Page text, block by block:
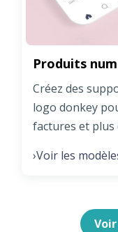
Produits
Créez des
logo donkey
factures et plus
›Voir les